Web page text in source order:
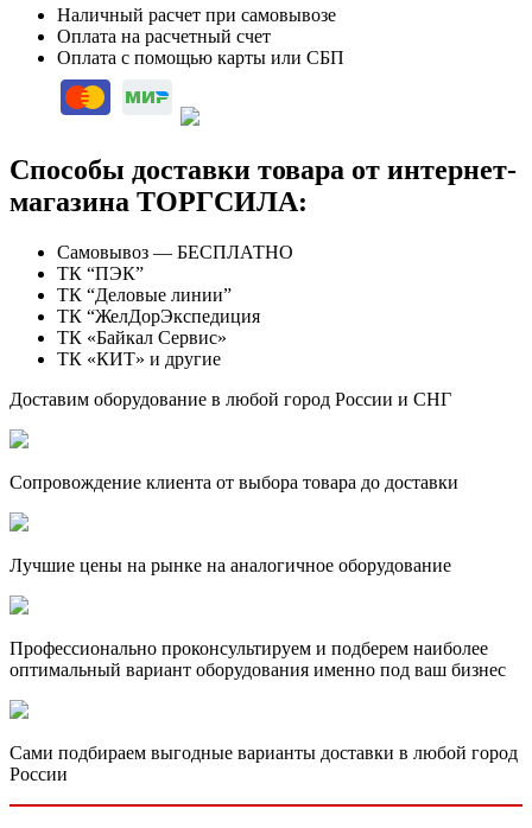
Наличный расчет при самовывозе
Оплата на расчетный счет
Оплата с помощью карты или СБП
Способы доставки товара от интернет-
магазина ТОРГСИЛА:
Самовывоз — БЕСПЛАТНО
ТК “ПЭК”
ТК “Деловые линии”
ТК “ЖелДорЭкспедиция
ТК «Байкал Сервис»
ТК «КИТ» и другие
Доставим оборудование в любой город России и СНГ
Сопровождение клиента от выбора товара до доставки
Лучшие цены на рынке на аналогичное оборудование
Профессионально проконсультируем и подберем наиболее
оптимальный вариант оборудования именно под ваш бизнес
Сами подбираем выгодные варианты доставки в любой город
России